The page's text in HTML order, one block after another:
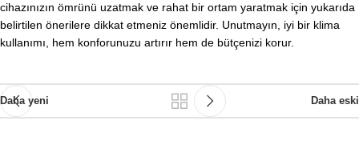
cihazınızın ömrünü uzatmak ve rahat bir ortam yaratmak için yukarıda
belirtilen önerilere dikkat etmeniz önemlidir. Unutmayın, iyi bir klima
kullanımı, hem konforunuzu artırır hem de bütçenizi korur.
Daha yeni Daha eski